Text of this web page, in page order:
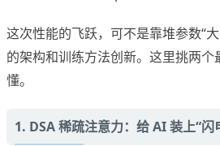
这次性能的飞跃，可不是靠堆参数“
的架构和训练方法创新。这里挑两
懂。
1. DSA 稀疏注意力：给 AI 装上“闪